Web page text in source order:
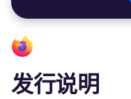
发行说明